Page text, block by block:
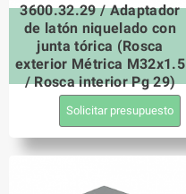
3600.32.29 / Adaptador
de latón niquelado con
junta tórica (Rosca
exterior Métrica M32x1.5
/ Rosca interior Pg 29)
Solicitar presupuesto